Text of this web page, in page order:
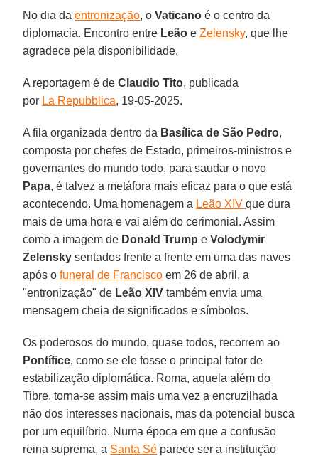
No dia daentronização, oVaticano é o centro da
diplomacia. Encontro entre Leão eZelensky, que lhe
agradece pela disponibilidade.
A reportagem é deClaudio Tito, publicada
por La Repubblica, 19-05-2025.
A fila organizada dentro da Basílica de São Pedro,
composta por chefes de Estado, primeiros-ministros e
governantes do mundo todo, para saudar o novo
Papa, é talvez a metáfora mais eficaz para o que está
acontecendo. Uma homenagem a Leão XIVque dura
mais de uma hora e vai além do cerimonial. Assim
como a imagem de Donald Trump eVolodymir
Zelensky sentados frente a frente em uma das naves
após ofuneral de Francisco em 26 de abril, a
"entronização" de Leão XIV também envia uma
mensagem cheia de significados e símbolos.
Os poderosos do mundo, quase todos, recorrem ao
Pontífice, como se ele fosse o principal fator de
estabilização diplomática. Roma, aquela além do
Tibre, torna-se assim mais uma vez a encruzilhada
não dos interesses nacionais, mas da potencial busca
por um equilíbrio. Numa época em que a confusão
reina suprema, a Santa Sé parece ser a instituição